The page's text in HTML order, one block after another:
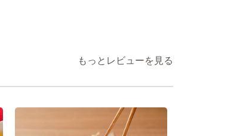
もっとレビューを見る